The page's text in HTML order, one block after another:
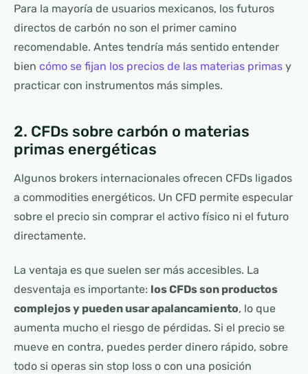
Para la mayoría de usuarios mexicanos, los futuros
directos de carbón no son el primer camino
recomendable. Antes tendría más sentido entender
bien cómo se fijan los precios de las materias primas y
practicar con instrumentos más simples.
2. CFDs sobre carbón o materias
primas energéticas
Algunos brokers internacionales ofrecen CFDs ligados
a commodities energéticos. Un CFD permite especular
sobre el precio sin comprar el activo físico ni el futuro
directamente.
La ventaja es que suelen ser más accesibles. La
desventaja es importante: los CFDs son productos
complejos y pueden usar apalancamiento, lo que
aumenta mucho el riesgo de pérdidas. Si el precio se
mueve en contra, puedes perder dinero rápido, sobre
todo si operas sin stop loss o con una posición